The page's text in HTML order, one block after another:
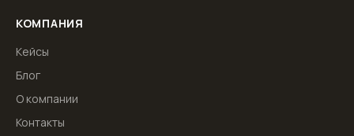
КОМПАНИЯ
Кейсы
Блог
О компании
Контакты